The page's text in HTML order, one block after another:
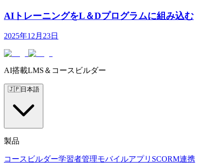
AIトレーニングをL＆Dプログラムに組み込む
2025年12月23日
AI搭載LMS＆コースビルダー
🇯🇵日本語
製品
コースビルダー学習者管理モバイルアプリ SCORM連携